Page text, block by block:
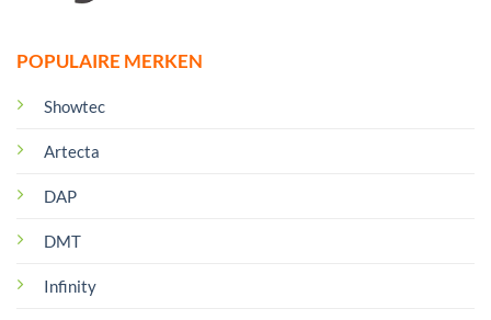
POPULAIRE MERKEN
Showtec
Artecta
DAP
DMT
Infinity